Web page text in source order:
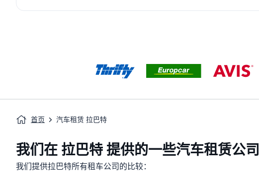
首页 汽车租赁 拉巴特
我们在 拉巴特 提供的一些汽车租赁公司
我们提供拉巴特所有租车公司的比较：